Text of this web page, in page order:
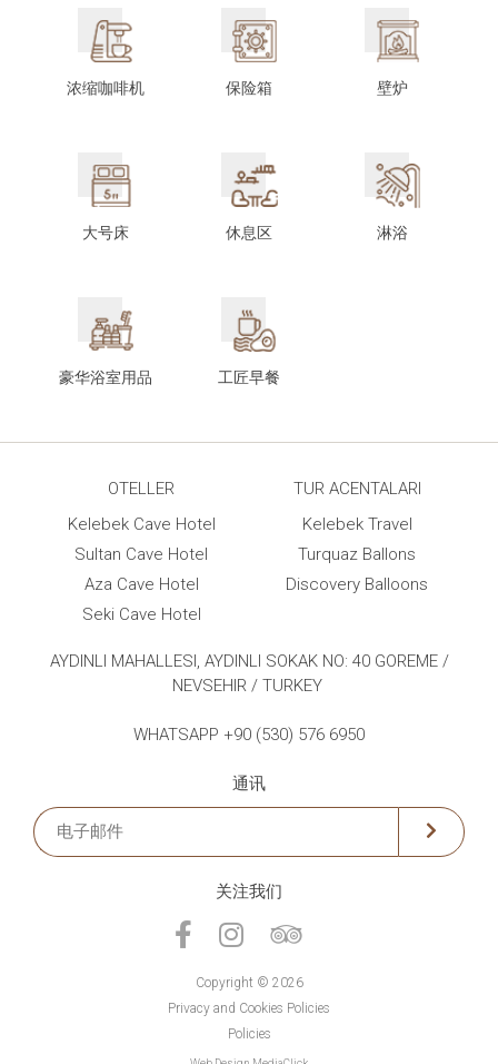
浓缩咖啡机 保险箱 壁炉
大号床 休息区 淋浴
豪华浴室用品 工匠早餐
OTELLER
Kelebek Cave Hotel
Sultan Cave Hotel
Aza Cave Hotel
Seki Cave Hotel
TUR ACENTALARI
Kelebek Travel
Turquaz Ballons
Discovery Balloons
AYDINLI MAHALLESI, AYDINLI SOKAK NO: 40 GOREME /
NEVSEHIR / TURKEY
WHATSAPP +90 (530) 576 6950
通讯
关注我们
Copyright © 2026
Privacy and Cookies Policies
Policies